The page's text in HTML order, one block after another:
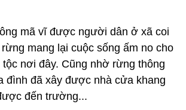
mã vĩ được người dân ở xã coi
mang lại cuộc sống ấm no cho
tộc nơi đây. Cũng nhờ rừng thông
đình đã xây được nhà cửa khang
đến trường...